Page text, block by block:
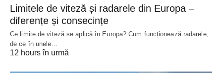
Limitele de viteză și radarele din Europa –
diferențe și consecințe
Ce limite de viteză se aplică în Europa? Cum funcționează radarele,
de ce în unele…
12 hours în urmă